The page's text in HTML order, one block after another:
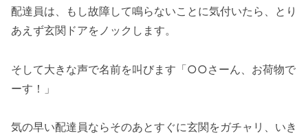
配達員は、もし故障して鳴らないことに気付いたら、とり
あえず玄関ドアをノックします。
そして大きな声で名前を叫びます「○○さーん、お荷物で
ーす！」
気の早い配達員ならそのあとすぐに玄関をガチャリ、いき